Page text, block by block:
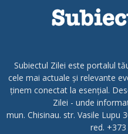
Subiectul Zilei este portalul
cele mai actuale și relevante
ținem conectat la esențial.
Zilei - unde
mun. Chisinau. str. Vasile Lupu
red.